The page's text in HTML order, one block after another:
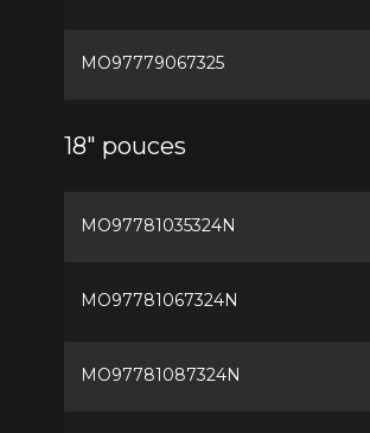
MO97779067325
18" pouces
MO97781035324N
MO97781067324N
MO97781087324N